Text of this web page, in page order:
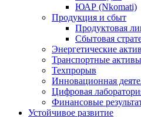
ЮАР (Nkomati)
Продукция и сбыт
Продуктовая
Сбытовая
Энергетические
Транспортные активы
Техпрорыв
Инновационная
Цифровая
Финансовые
Устойчивое развитие